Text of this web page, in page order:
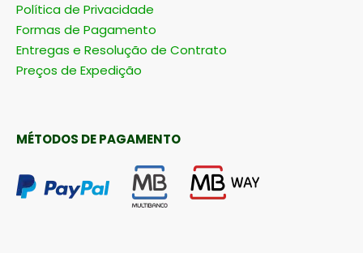
Política de Privacidade
Formas de Pagamento
Entregas e Resolução de Contrato
Preços de Expedição
MÉTODOS DE PAGAMENTO